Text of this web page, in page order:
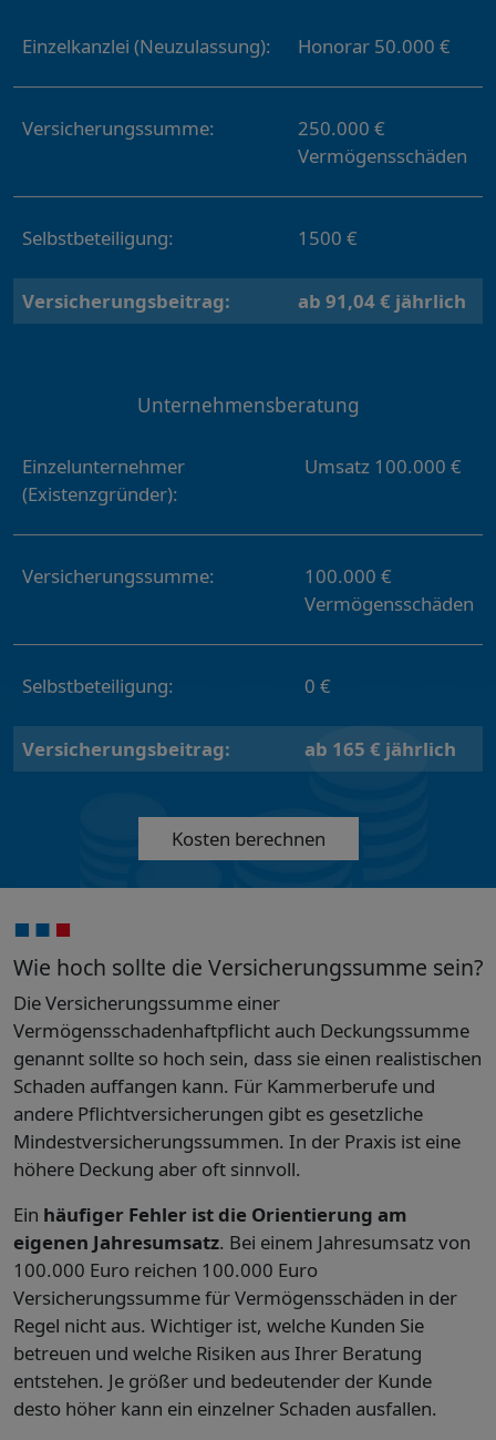
Einzelkanzlei (Neuzulassung): Honorar 50.000 €
Versicherungssumme:
250.000 €
Vermögensschäden
Selbstbeteiligung: 1500 €
Versicherungsbeitrag: ab 91,04 € jährlich
Unternehmensberatung
Einzelunternehmer
(Existenzgründer):
Umsatz 100.000 €
Versicherungssumme:
100.000 €
Vermögensschäden
Selbstbeteiligung: 0 €
Versicherungsbeitrag: ab 165 € jährlich
Kosten berechnen
Wie hoch sollte die Versicherungssumme sein?
Die Versicherungssumme einer
Vermögensschadenhaftpflicht auch Deckungssumme
genannt sollte so hoch sein, dass sie einen realistischen
Schaden auffangen kann. Für Kammerberufe und
andere Pflichtversicherungen gibt es gesetzliche
Mindestversicherungssummen. In der Praxis ist eine
höhere Deckung aber oft sinnvoll.
Ein häufiger Fehler ist die Orientierung am
eigenen Jahresumsatz. Bei einem Jahresumsatz von
100.000 Euro reichen 100.000 Euro
Versicherungssumme für Vermögensschäden in der
Regel nicht aus. Wichtiger ist, welche Kunden Sie
betreuen und welche Risiken aus Ihrer Beratung
entstehen. Je größer und bedeutender der Kunde
desto höher kann ein einzelner Schaden ausfallen.